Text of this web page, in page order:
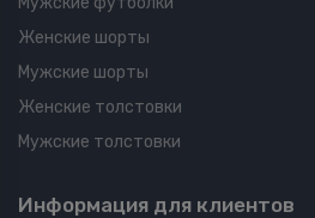
Женские шорты
Мужские шорты
Женские толстовки
Мужские толстовки
Информация для клиентов